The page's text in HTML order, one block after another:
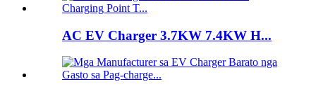
AC EV Charger 3.7KW 7.4KW H...